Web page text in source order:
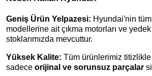
Geniş Ürün Yelpazesi: Hyundai'nin
modellerine ait çıkma motorları ve yedek
stoklarımızda mevcuttur.
Yüksek Kalite: Tüm ürünlerimiz
sadece orijinal ve sorunsuz parçalar